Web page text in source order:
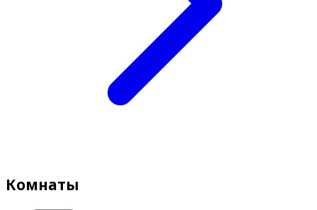
Комнаты